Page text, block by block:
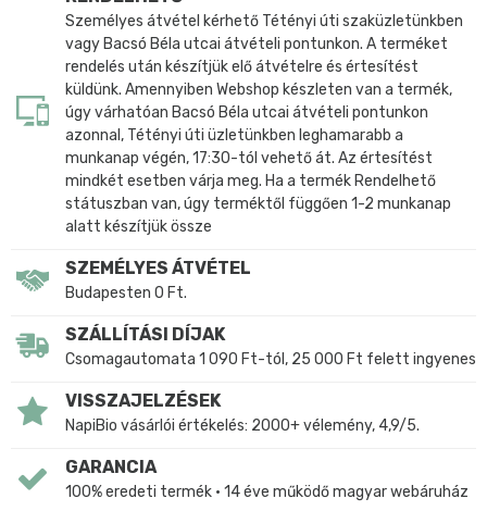
Személyes átvétel kérhető Tétényi úti szaküzletünkben
vagy Bacsó Béla utcai átvételi pontunkon. A terméket
rendelés után készítjük elő átvételre és értesítést
küldünk. Amennyiben Webshop készleten van a termék,
úgy várhatóan Bacsó Béla utcai átvételi pontunkon
azonnal, Tétényi úti üzletünkben leghamarabb a
munkanap végén, 17:30-tól vehető át. Az értesítést
mindkét esetben várja meg. Ha a termék Rendelhető
státuszban van, úgy terméktől függően 1-2 munkanap
alatt készítjük össze
SZEMÉLYES ÁTVÉTEL
Budapesten 0 Ft.
SZÁLLÍTÁSI DÍJAK
Csomagautomata 1 090 Ft-tól, 25 000 Ft felett ingyenes
VISSZAJELZÉSEK
NapiBio vásárlói értékelés: 2000+ vélemény, 4,9/5.
GARANCIA
100% eredeti termék • 14 éve működő magyar webáruház